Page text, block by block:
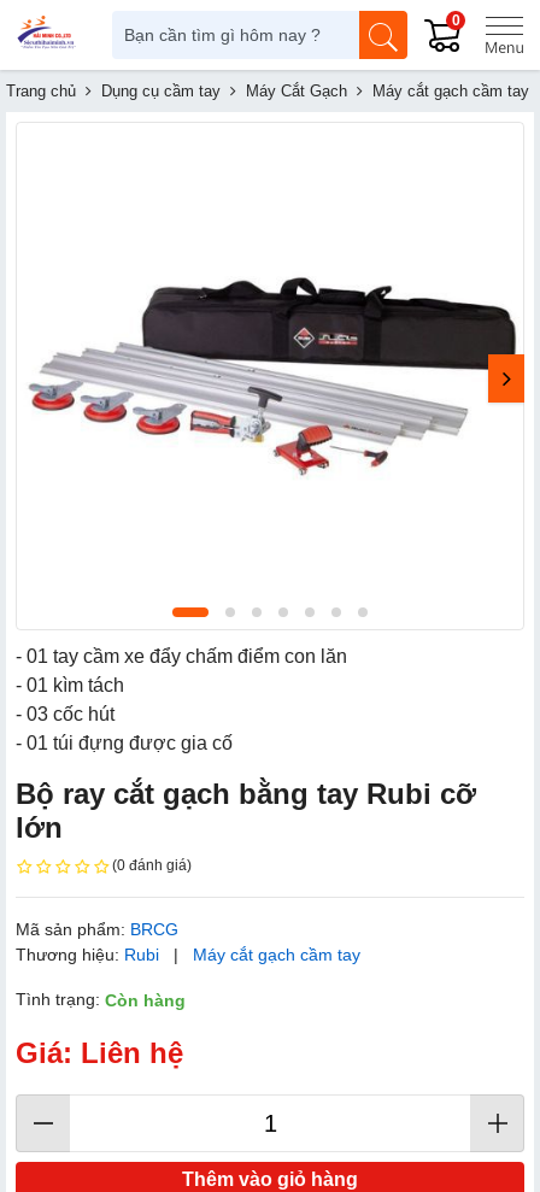
0
Trang chủ Dụng cụ cầm tay Máy Cắt Gạch Máy cắt gạch cầm tay
- 01 tay cầm xe đẩy chấm điểm con lăn
- 01 kìm tách
- 03 cốc hút
- 01 túi đựng được gia cố
Bộ ray cắt gạch bằng tay Rubi cỡ
lớn
(0 đánh giá)
Mã sản phẩm: BRCG
Thương hiệu: Rubi | Máy cắt gạch cầm tay
Tình trạng: Còn hàng
Giá: Liên hệ
Thêm vào giỏ hàng